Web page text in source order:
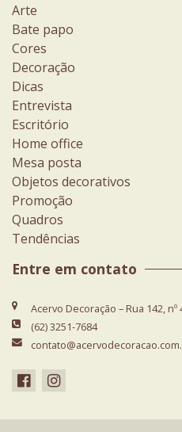
Arte
Bate papo
Cores
Decoração
Dicas
Entrevista
Escritório
Home office
Mesa posta
Objetos decorativos
Promoção
Quadros
Tendências
Entre em contato
Acervo Decoração – Rua 142,
(62) 3251-7684